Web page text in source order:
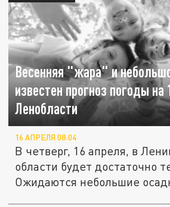
Весенняя "жара" и
известен прогноз погоды на
Ленобласти
16 АПРЕЛЯ 08:04
В четверг, 16 апреля, в
области будет достаточно
Ожидаются небольшие